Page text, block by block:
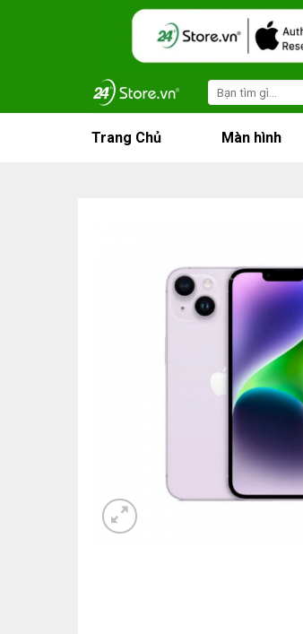
Search
for:
Trang Chủ Màn hình